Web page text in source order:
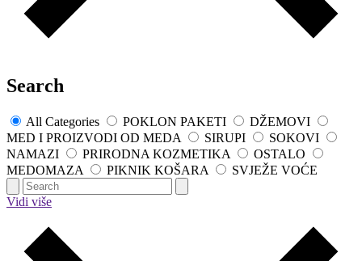
Search
All Categories POKLON PAKETI
DŽEMOVI
MED I PROIZVODI OD MEDA
SIRUPI
SOKOVI
NAMAZI
PRIRODNA KOZMETIKA
OSTALO
MEDOMAZA
PIKNIK KOŠARA SVJEŽE VOĆE
Vidi više